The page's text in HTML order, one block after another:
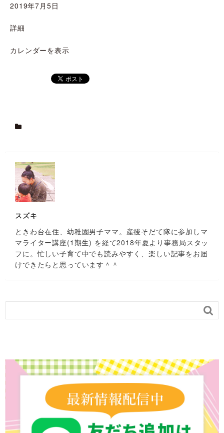
2019年7月5日
詳細
カレンダーを表示
スズキ
ときわ台在住、幼稚園男子ママ。産後そだて隊に参加しマ
マライター講座(1期生) を経て2018年夏より事務局スタッ
フに。忙しい子育て中でも読みやすく、楽しい記事をお届
けできたらと思っています＾＾
